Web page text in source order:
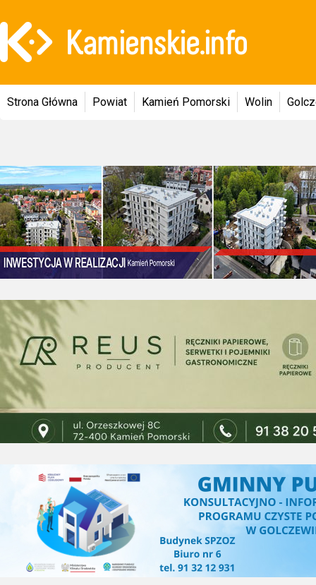
Strona Główna Powiat Kamień Pomorski Wolin